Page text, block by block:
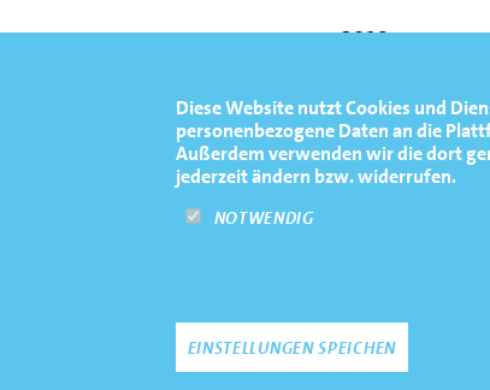
Diese Website nutzt Cookies und
personenbezogene Daten an die
Außerdem verwenden wir die dort
jederzeit ändern bzw. widerrufen.
NOTWENDIG
EINSTELLUNGEN SPEICHEN
1
Frederik Breuer
2019
1. Platz Finale
1
FOOTERNAVIGATION
TERMINE MEDIATHEK PRESSE FAQ